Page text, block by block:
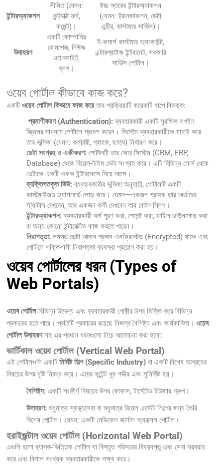
ইন্টারঅ্যাকশন
সীমিত (যেমন:
কন্ট্যাক্ট ফর্ম,
কমেন্ট)।
উচ্চ স্তরের ইন্টারঅ্যাকশন
(যেমন: ট্রানজাকশন, ডেটা
এন্ট্রি, কাস্টমার সার্ভিস)।
উদাহরণ
একটি কোম্পানির
হোমপেজ, নিউজ
ওয়েবসাইট,
ব্লগ।
ই-কমার্স কাস্টমার অ্যাকাউন্ট,
এন্টারপ্রাইজ ইন্ট্রানেট, সরকারি
সার্ভিস পোর্টাল।
ওয়েব পোর্টাল কীভাবে কাজ করে?
একটিওয়েব পোর্টাল কিভাবে কাজ করেতার প্রক্রিয়াটি কয়েকটি ধাপে বিভক্ত:
প্রমাণীকরণ (Authentication): ব্যবহারকারী একটি সুরক্ষিত লগইন
স্ক্রিনের মাধ্যমে পোর্টালে প্রবেশ করেন। সিস্টেম ব্যবহারকারীকে যাচাই করে
তার ভূমিকা (যেমন: কর্মচারী, গ্রাহক, ছাত্র) নির্ধারণ করে।
ডেটা সংগ্রহ ও একীকরণ: পোর্টালটি তার কোর সিস্টেম (CRM, ERP,
Database) থেকে রিয়েল-টাইম ডেটা সংগ্রহ করে। এটি বিভিন্ন সোর্স থেকে
ডেটাকে একটি একক ইন্টারফেসে নিয়ে আসে।
ব্যক্তিগতকৃত ভিউ: ব্যবহারকারীর ভূমিকা অনুযায়ী, পোর্টালটি একটি
কাস্টমাইজড ড্যাশবোর্ড লোড করে। যেমন—একজন গ্রাহক তার অর্ডারের
স্ট্যাটাস দেখবেন, আর একজন কর্মী দেখবেন তার বেতন স্লিপ।
ইন্টারঅ্যাকশন: ব্যবহারকারী ফর্ম পূরণ করা, পেমেন্ট করা, ফাইল ডাউনলোড করা
বা অন্য কোনো ইন্টারেক্টিভ কাজ করতে পারেন।
নিরাপত্তা: সমস্ত ডেটা আদান-প্রদান এনক্রিপ্টেড (Encrypted) থাকে এবং
পোর্টালে শক্তিশালী নিরাপত্তা ব্যবস্থা প্রয়োগ করা হয়।
ওয়েব পোর্টালের ধরন (Types of
Web Portals)
ওয়েব পোর্টালবিভিন্ন উদ্দেশ্য এবং ব্যবহারকারী গোষ্ঠীর উপর ভিত্তি করে বিভিন্ন
প্রকারের হতে পারে। প্রতিটি প্রকারের রয়েছে নিজস্ব বৈশিষ্ট্য এবং কার্যকারিতা।ওয়েব
পোর্টাল উদাহরণসহ এর প্রধান ধরনগুলো নিচে আলোচনা করা হলো:
ভার্টিকাল ওয়েব পোর্টাল (Vertical Web Portal)
এই পোর্টালগুলি একটিনির্দিষ্ট শিল্প (Specific Industry) বা একটি বিশেষ আগ্রহের
বিষয়ের উপর দৃষ্টি নিবদ্ধ করে। এদের কন্টেন্ট খুব গভীর এবং সুনির্দিষ্ট হয়।
বৈশিষ্ট্য: একটি সংকীর্ণ বিষয়ের উপর ফোকাস, টার্গেটেড ইউজার গ্রুপ।
উদাহরণ: শুধুমাত্র স্বাস্থ্যসেবা বা শুধুমাত্র রিয়েল এস্টেট শিল্পের জন্য তৈরি
বিশেষ পোর্টাল। যেমন: একটি মেডিকেল জার্নাল অ্যাক্সেস পোর্টাল।
হরাইজন্টাল ওয়েব পোর্টাল (Horizontal Web Portal)
এগুলি হলো ব্যাপক-ভিত্তিক পোর্টাল যা বিস্তৃত পরিসরের বিষয়বস্তু এবং সেবা সরবরাহ
করে এবং বিশাল সংখ্যক ব্যবহারকারীকে লক্ষ্য করে।